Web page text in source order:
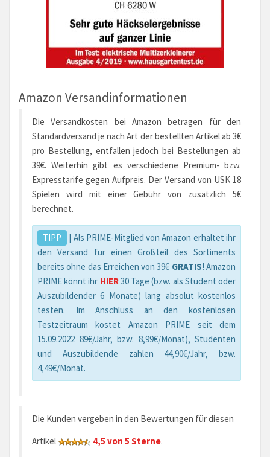
Amazon Versandinformationen
Die Versandkosten bei Amazon betragen für den
Standardversand je nach Art der bestellten Artikel ab 3€
pro Bestellung, entfallen jedoch bei Bestellungen ab
39€. Weiterhin gibt es verschiedene Premium- bzw.
Expresstarife gegen Aufpreis. Der Versand von USK 18
Spielen wird mit einer Gebühr von zusätzlich 5€
berechnet.
TIPP
| Als PRIME-Mitglied von Amazon erhaltet ihr
den Versand für einen Großteil des Sortiments
bereits ohne das Erreichen von 39€ GRATIS! Amazon
PRIME könnt ihr HIER30 Tage (bzw. als Student oder
Auszubildender 6 Monate) lang absolut kostenlos
testen. Im Anschluss an den kostenlosen
Testzeitraum kostet Amazon PRIME seit dem
15.09.2022 89€/Jahr, bzw. 8,99€/Monat), Studenten
und Auszubildende zahlen 44,90€/Jahr, bzw.
4,49€/Monat.
Die Kunden vergeben in den Bewertungen für diesen
Artikel
4,5 von 5 Sterne.